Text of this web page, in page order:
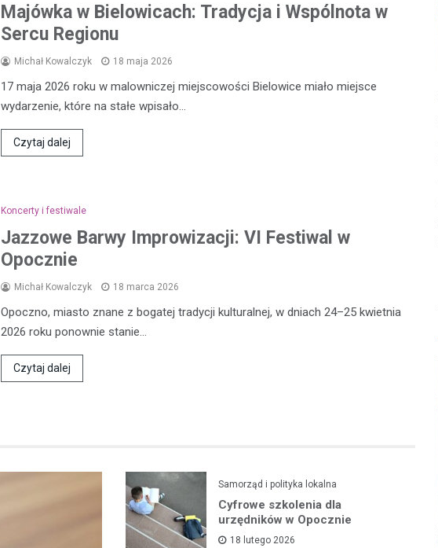
Majówka w Bielowicach: Tradycja i Wspólnota w
Sercu Regionu
Michał Kowalczyk 18 maja 2026
17 maja 2026 roku w malowniczej miejscowości Bielowice miało miejsce
wydarzenie, które na stałe wpisało…
Czytaj dalej
Koncerty i festiwale
Jazzowe Barwy Improwizacji: VI Festiwal w
Opocznie
Michał Kowalczyk 18 marca 2026
Opoczno, miasto znane z bogatej tradycji kulturalnej, w dniach 24–25 kwietnia
2026 roku ponownie stanie…
Czytaj dalej
Samorząd i polityka lokalna
Cyfrowe szkolenia dla
urzędników w Opocznie
18 lutego 2026
miał miejsce w Ujeździe, kierujący potrącił